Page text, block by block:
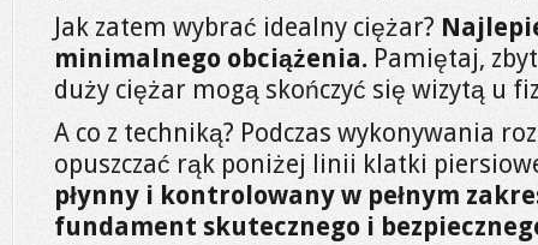
Jak zatem wybrać idealny ciężar?
minimalnego obciążenia. Pamiętaj,
duży ciężar mogą skończyć się wizytą u
A co z techniką? Podczas wykonywania
opuszczać rąk poniżej linii klatki
płynny i kontrolowany w pełnym
fundament skutecznego i